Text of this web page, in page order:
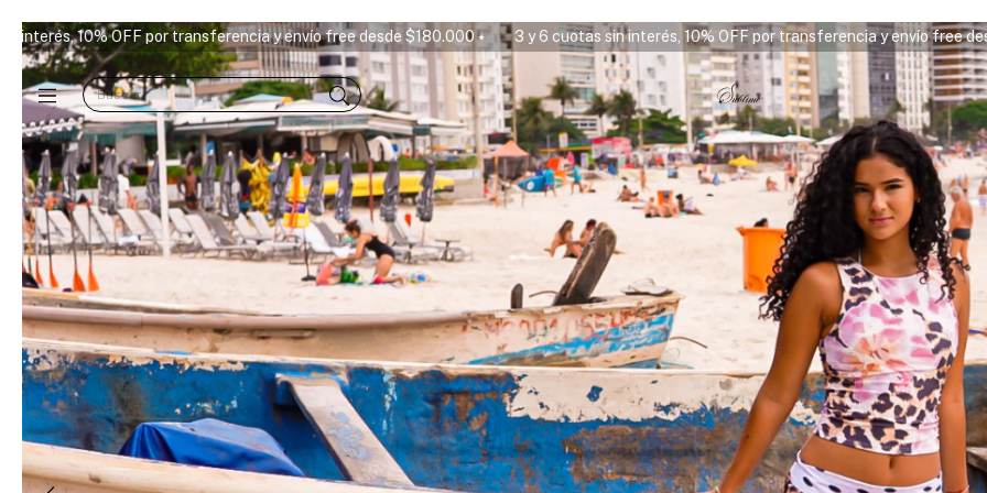
free desde $180.000 ⭑ 3 y 6 cuotas sin interés, 10% OFF por transferencia y envío free desde $180.000 ⭑ 3 y 6 cuotas sin